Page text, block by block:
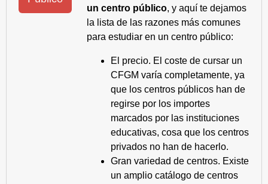
un centro público, y aquí te dejamos
la lista de las razones más comunes
para estudiar en un centro público:
El precio. El coste de cursar un
CFGM varía completamente, ya
que los centros públicos han de
regirse por los importes
marcados por las instituciones
educativas, cosa que los centros
privados no han de hacerlo.
Gran variedad de centros. Existe
un amplio catálogo de centros